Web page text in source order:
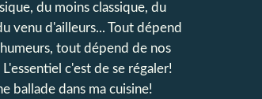
du moins classique, du
venu d'ailleurs... Tout dépend
tout dépend de nos
L'essentiel c'est de se régaler!
ballade dans ma cuisine!